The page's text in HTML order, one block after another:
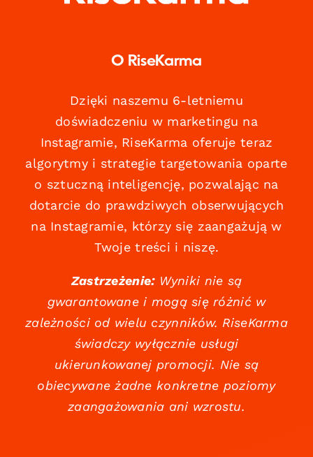
O RiseKarma
Dzięki naszemu 6-letniemu
doświadczeniu w marketingu na
Instagramie, RiseKarma oferuje teraz
algorytmy i strategie targetowania oparte
o sztuczną inteligencję, pozwalając na
dotarcie do prawdziwych obserwujących
na Instagramie, którzy się zaangażują w
Twoje treści i niszę.
Zastrzeżenie:Wyniki nie są
gwarantowane i mogą się różnić w
zależności od wielu czynników. RiseKarma
świadczy wyłącznie usługi
ukierunkowanej promocji. Nie są
obiecywane żadne konkretne poziomy
zaangażowania ani wzrostu.